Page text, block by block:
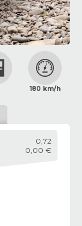
180 km/h
0,72
0,00 €